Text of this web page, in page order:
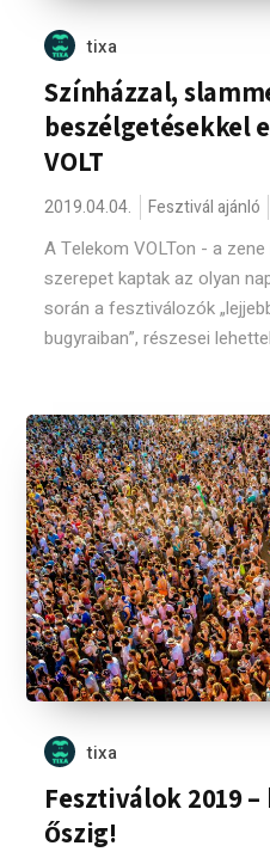
tixa
Színházzal,
beszélgetésekkel
VOLT
2019.04.04. Fesztivál ajánló
A Telekom VOLTon - a
szerepet kaptak az olyan
során a fesztiválozók
bugyraiban”, részesei
tixa
Fesztiválok 2019
őszig!